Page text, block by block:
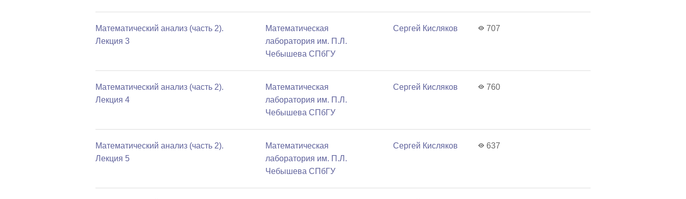
Математический анализ (часть 2).
Лекция 3
Математичеcкая
лаборатория им. П.Л.
Чебышева СПбГУ
Сергей Кисляков 707
Математический анализ (часть 2).
Лекция 4
Математичеcкая
лаборатория им. П.Л.
Чебышева СПбГУ
Сергей Кисляков 760
Математический анализ (часть 2).
Лекция 5
Математичеcкая
лаборатория им. П.Л.
Чебышева СПбГУ
Сергей Кисляков 637